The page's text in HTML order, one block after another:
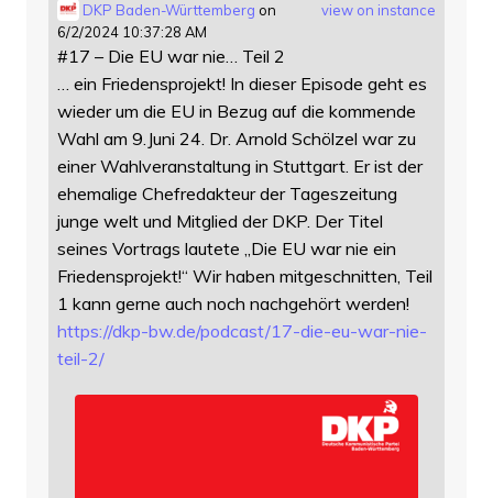
view on instance
DKP Baden-Württemberg on
6/2/2024 10:37:28 AM
#17 – Die EU war nie… Teil 2
… ein Friedensprojekt! In dieser Episode geht es
wieder um die EU in Bezug auf die kommende
Wahl am 9.Juni 24. Dr. Arnold Schölzel war zu
einer Wahlveranstaltung in Stuttgart. Er ist der
ehemalige Chefredakteur der Tageszeitung
junge welt und Mitglied der DKP. Der Titel
seines Vortrags lautete „Die EU war nie ein
Friedensprojekt!“ Wir haben mitgeschnitten, Teil
1 kann gerne auch noch nachgehört werden!
https://dkp-bw.de/podcast/17-die-eu-war-nie-
teil-2/